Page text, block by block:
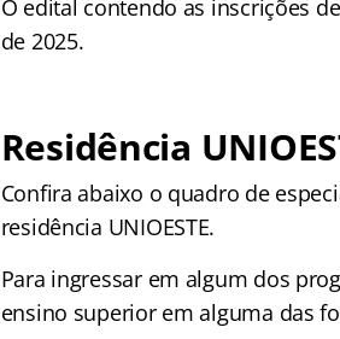
O edital contendo as inscrições
de 2025.
Residência
Confira abaixo o quadro de
residência UNIOESTE.
Para ingressar em algum dos
ensino superior em alguma das